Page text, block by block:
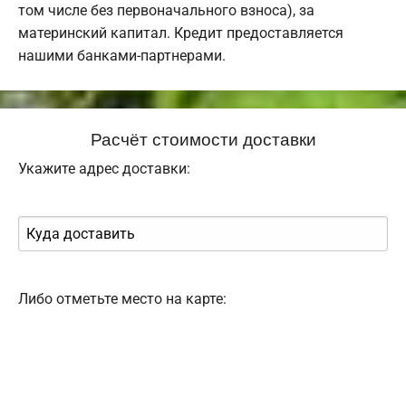
том числе без первоначального взноса), за
материнский капитал. Кредит предоставляется
нашими банками-партнерами.
Расчёт стоимости доставки
Укажите адрес доставки:
Либо отметьте место на карте: